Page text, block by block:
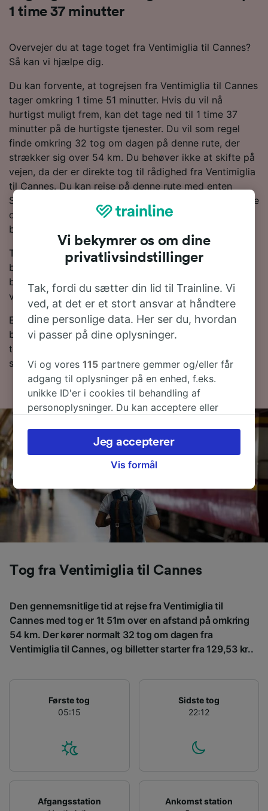
1 time 37 minutter
Overvejer du at tage toget fra Ventimiglia til Cannes?
Så kan vi hjælpe dig.
Du kan forvente, at togrejsen fra Ventimiglia til Cannes
tager omkring 1 time 51 minutter. Hvis du vil nå
hurtigst muligt frem, kan det tage ned til 1 time 37
minutter på de hurtigste tjenester. Du vil som regel
finde omkring 32 tog om dagen på denne rute, der
strækker sig over 54 km. Du behøver ikke at skifte på
vejen, da der er direkte tog til rådighed fra Ventimiglia
til Cannes. Du kan rejse på denne rute med enten
SNCF- eller TGV-tog. Begge togselskaber har moderne
og komfortable tjenester med masser af plads til
bagage.
Togbilletter fra Ventimiglia til Cannes er som regel
billigere, når du bestiller i forvejen sammenlignet med
billetter købt på selve rejsedagen. Lav en søgning i
vores Rejseplanlægger for at se de seneste priser.
Er du klar til at bestille? Begynd din søgning efter
billige togbilletter med os i dag. Læs mere om vores
togplan, hvor du kan se de første og sidste togtider
samt tips til, hvordan du finder billige togbilletter.
Tog fra Ventimiglia til Cannes
Den gennemsnitlige tid at rejse fra Ventimiglia til
Cannes med tog er 1t 51m over en afstand på omkring
54 km. Der kører normalt 32 tog om dagen fra
Ventimiglia til Cannes, og billetter starter fra 129,53 kr..
Første tog
05:15
Sidste tog
22:12
Afgangsstation
Ankomst station
Vi bekymrer os om dine
privatlivsindstillinger
Tak, fordi du sætter din lid til Trainline. Vi
ved, at det er et stort ansvar at håndtere
dine personlige data. Her ser du, hvordan
vi passer på dine oplysninger.
Vi og vores115 partnere gemmer og/eller får
adgang til oplysninger på en enhed, f.eks.
unikke ID'er i cookies til behandling af
personoplysninger. Du kan acceptere eller
herunder din ret til at gøre indsigelse, hvor
legitim interesse bruges, eller når som helst på
siden om privatlivspolitik. Disse valg
browsingdata. Dine data vil ikke blive brugt til
sporingsformål, hvis du har bedt os om ikke at
Vi og vores partnere behandler data for at
Bruge præcise geografiske
Opbevare og/eller tilgå oplysninger på en
enhed. Tilpasset annoncering og indhold,
annoncerings- og indholdsmåling,
målgruppeundersøgelser og udvikling af
tjenester.
Liste over partnere (leverandører)
Vis formål
Jeg accepterer